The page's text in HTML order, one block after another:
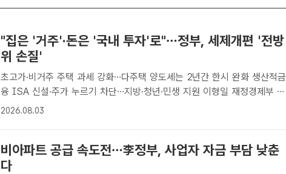
"집은 '거주'·돈은 '국내 투자'로"…정부, 세제개편 '전방
위 손질'
초고가·비거주 주택 과세 강화…다주택 양도세는 2년간 한시 완화 생산적금
융 ISA 신설·주가 누르기 차단…지방·청년·민생 지원 이형일 재정경제부 1
차관이 3일 오후 서울 중구 은행회관에서 열린 제59차 세제발전심의위원회
2026.08.03
비아파트 공급 속도전…李정부, 사업자 자금 부담 낮춘
다